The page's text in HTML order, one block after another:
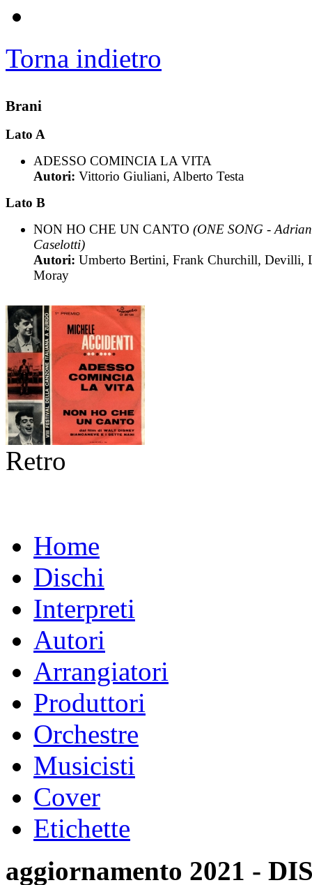
Torna indietro
Brani
Lato A
ADESSO COMINCIA LA VITA
Autori: Vittorio Giuliani, Alberto Testa
Lato B
NON HO CHE UN CANTO (ONE SONG -
Caselotti)
Autori: Umberto Bertini, Frank Churchill, Devilli,
Moray
Retro
Home
Dischi
Interpreti
Autori
Arrangiatori
Produttori
Orchestre
Musicisti
Cover
Etichette
aggiornamento 2021 -